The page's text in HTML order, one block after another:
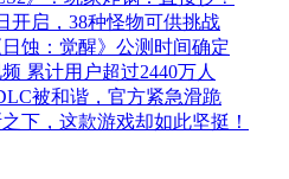
开启，38种怪物可供挑战
蚀：觉醒》公测时间确定
累计用户超过2440万人
被和谐，官方紧急滑跪
下，这款游戏却如此坚挺！